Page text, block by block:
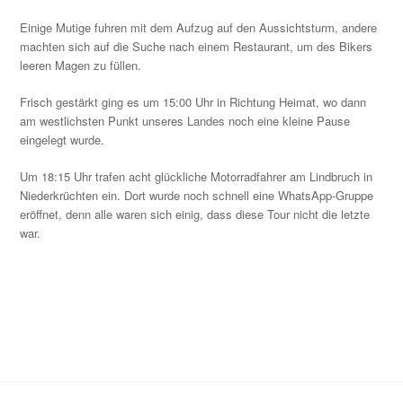
Einige Mutige fuhren mit dem Aufzug auf den Aussichtsturm, andere
machten sich auf die Suche nach einem Restaurant, um des Bikers
leeren Magen zu füllen.
Frisch gestärkt ging es um 15:00 Uhr in Richtung Heimat, wo dann
am westlichsten Punkt unseres Landes noch eine kleine Pause
eingelegt wurde.
Um 18:15 Uhr trafen acht glückliche Motorradfahrer am Lindbruch in
Niederkrüchten ein. Dort wurde noch schnell eine WhatsApp-Gruppe
eröffnet, denn alle waren sich einig, dass diese Tour nicht die letzte
war.